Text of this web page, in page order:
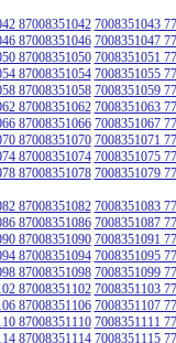
87008351042 7008351043
87008351046 7008351047
87008351050 7008351051
87008351054 7008351055
87008351058 7008351059
87008351062 7008351063
87008351066 7008351067
87008351070 7008351071
87008351074 7008351075
87008351078 7008351079
87008351082 7008351083
87008351086 7008351087
87008351090 7008351091
87008351094 7008351095
87008351098 7008351099
87008351102 7008351103
87008351106 7008351107
87008351110 7008351111
87008351114 7008351115